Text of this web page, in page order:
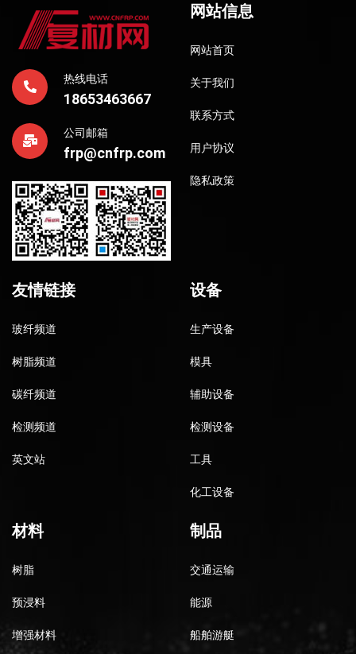
热线电话
18653463667
公司邮箱
frp@cnfrp.com
网站信息
网站首页
关于我们
联系方式
用户协议
隐私政策
友情链接
玻纤频道
树脂频道
碳纤频道
检测频道
英文站
设备
生产设备
模具
辅助设备
检测设备
工具
化工设备
材料
树脂
预浸料
增强材料
制品
交通运输
能源
船舶游艇